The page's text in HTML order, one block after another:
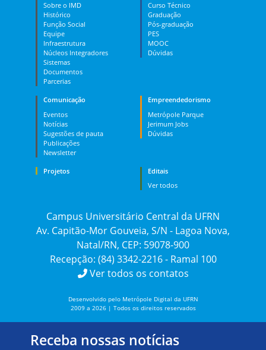
Sobre o IMD
Histórico
Função Social
Equipe
Infraestrutura
Núcleos Integradores
Sistemas
Documentos
Parcerias
Curso Técnico
Graduação
Pós-graduação
PES
MOOC
Dúvidas
Comunicação
Eventos
Notícias
Sugestões de pauta
Publicações
Newsletter
Empreendedorismo
Metrópole Parque
Jerimum Jobs
Dúvidas
Projetos
Editais
Ver todos
Campus Universitário Central da UFRN
Av. Capitão-Mor Gouveia, S/N - Lagoa Nova,
Natal/RN, CEP: 59078-900
Recepção: (84) 3342-2216 - Ramal 100
Ver todos os contatos
Desenvolvido pelo Metrópole Digital da UFRN
2009 a 2026 | Todos os direitos reservados
Receba nossas notícias